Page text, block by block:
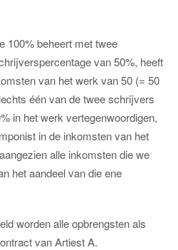
100% beheert met twee
van 50%, heeft
van het werk van 50 (= 50
één van de twee schrijvers
in het werk vertegenwoordigen,
in de inkomsten van het
alle inkomsten die we
het aandeel van die ene
worden alle opbrengsten als
van Artiest A.